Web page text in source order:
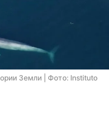
Земли | Фото: Instituto